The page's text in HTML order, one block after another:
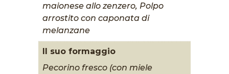
maionese allo zenzero, Polpo
arrostito con caponata di
melanzane
Il suo formaggio
Pecorino fresco (con miele